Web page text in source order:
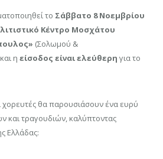
το Σάββατο 8 Νοεμβρίου
Κέντρο Μοσχάτου
(Σολωμού &
η είσοδος είναι ελεύθερη για το
χορευτές θα παρουσιάσουν ένα ευρύ
και τραγουδιών, καλύπτοντας
Ελλάδας: